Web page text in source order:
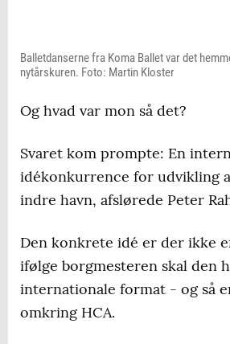
Balletdanserne fra Koma Ballet var det
nytårskuren. Foto: Martin Kloster
Og hvad var mon så det?
Svaret kom prompte: En
idékonkurrence for udvikling
indre havn, afslørede Peter
Den konkrete idé er der ikke
ifølge borgmesteren skal den
internationale format - og så
omkring HCA.